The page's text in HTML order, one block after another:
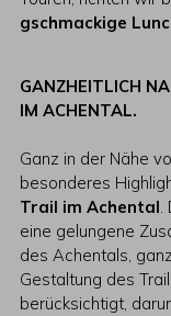
gschmackige
GANZHEITLICH
IM ACHENTAL.
Ganz in der Nähe
besonderes
Trail im Achental.
eine gelungene
des Achentals,
Gestaltung des
berücksichtigt,